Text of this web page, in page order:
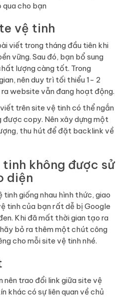
qua cho bạn
vệ tinh
viết trong tháng đầu tiên khi
vững. Sau đó, bạn bổ sung
lượng càng tốt. Trong
nên duy trì tối thiểu 1- 2
website vẫn đang hoạt động.
trên site vệ tinh có thể ngắn
copy. Nên xây dựng một
thu hút để đặt backlink về
không được sử
diện
tinh giống nhau hình thức, giao
tinh của bạn rất dễ bị Google
Khi đã mất thời gian tạo ra
bỏ ra thêm một chút công
cho mỗi site vệ tinh nhé.
trao đổi link giữa site vệ
khác có sự liên quan về chủ